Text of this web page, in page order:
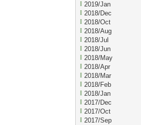
2019/Jan
2018/Dec
2018/Oct
2018/Aug
2018/Jul
2018/Jun
2018/May
2018/Apr
2018/Mar
2018/Feb
2018/Jan
2017/Dec
2017/Oct
2017/Sep